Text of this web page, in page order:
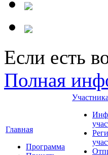
Если есть
Полная
Главная
Программа